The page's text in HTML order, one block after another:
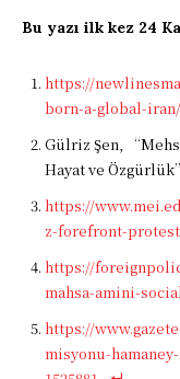
Bu yazı ilk kez 24
https://
born-a-global-iran/
Gülriz Şen,
Hayat ve
https://
z-forefront-
https://
mahsa-amini-
https://
misyonu-